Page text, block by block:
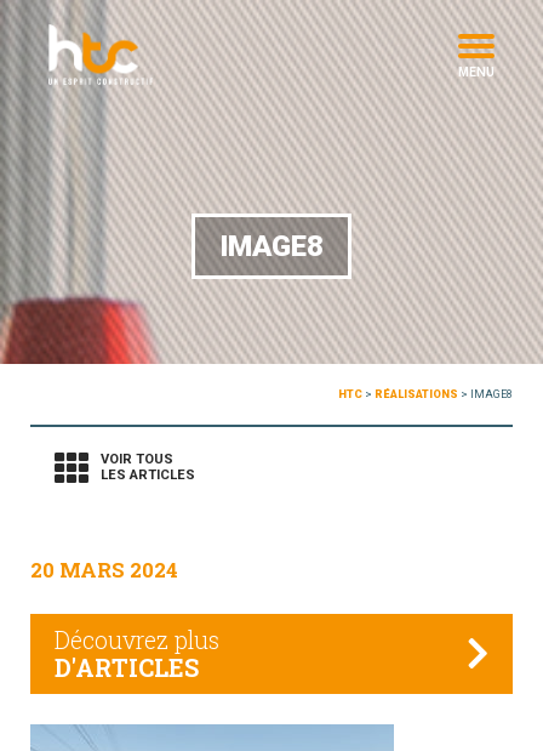
MENU
IMAGE8
HTC > RÉALISATIONS > IMAGE8
VOIR TOUS
LES ARTICLES
20 MARS 2024
Découvrez plus
D'ARTICLES